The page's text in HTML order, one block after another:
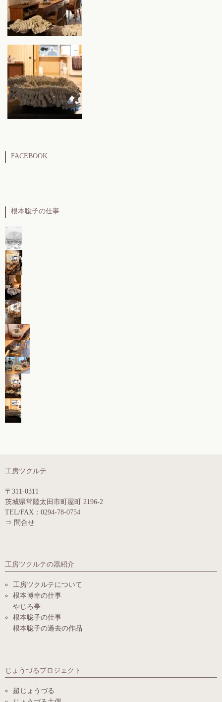
FACEBOOK
根本聡子の仕事
工房ツクルテ
〒311-0311
茨城県常陸太田市町屋町 2196-2
TEL/FAX：0294-78-0754
⇒ 問合せ
工房ツクルテの器紹介
工房ツクルテについて
根本博幸の仕事
やじろ亭
根本聡子の仕事
根本聡子の過去の作品
じょうづるプロジェクト
超じょうづる